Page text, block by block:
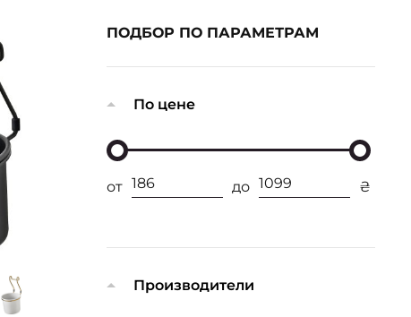
ПОДБОР ПО ПАРАМЕТРАМ
По цене
от до ₴
Производители